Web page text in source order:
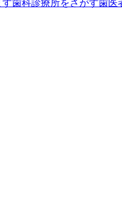
す歯科診療所をさがす歯医